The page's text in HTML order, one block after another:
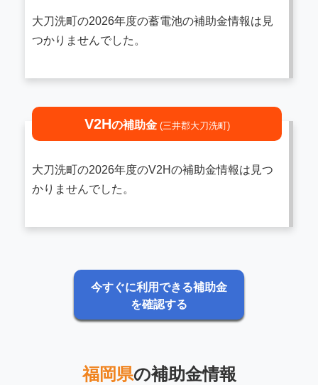
大刀洗町の2026年度の蓄電池の補助金情報は見
つかりませんでした。
V2Hの補助金 (三井郡大刀洗町)
大刀洗町の2026年度のV2Hの補助金情報は見つ
かりませんでした。
今すぐに利用できる補助金
を確認する
福岡県の補助金情報